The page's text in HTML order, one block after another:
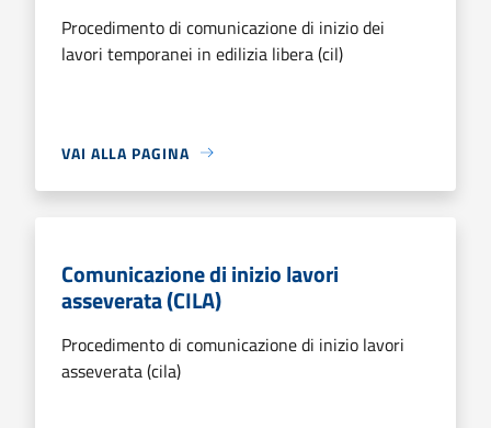
Procedimento di comunicazione di inizio dei
lavori temporanei in edilizia libera (cil)
VAI ALLA PAGINA
Comunicazione di inizio lavori
asseverata (CILA)
Procedimento di comunicazione di inizio lavori
asseverata (cila)